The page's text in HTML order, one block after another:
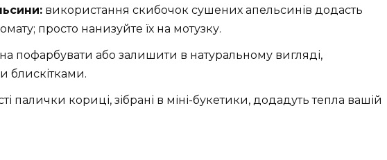
використання скибочок сушених апельсинів додасть
просто нанизуйте їх на мотузку.
пофарбувати або залишити в натуральному вигляді,
блискітками.
палички кориці, зібрані в міні-букетики, додадуть тепла вашій